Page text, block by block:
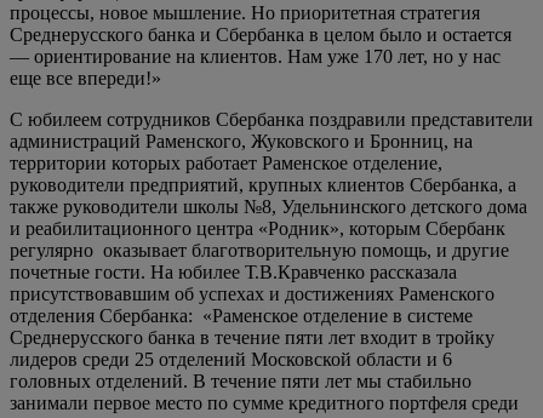
процессы, новое мышление. Но приоритетная стратегия
Среднерусского банка и Сбербанка в целом было и остается
— ориентирование на клиентов. Нам уже 170 лет, но у нас
еще все впереди!»
С юбилеем сотрудников Сбербанка поздравили представители
администраций Раменского, Жуковского и Бронниц, на
территории которых работает Раменское отделение,
руководители предприятий, крупных клиентов Сбербанка, а
также руководители школы №8, Удельнинского детского дома
и реабилитационного центра «Родник», которым Сбербанк
регулярно оказывает благотворительную помощь, и другие
почетные гости. На юбилее Т.В.Кравченко рассказала
присутствовавшим об успехах и достижениях Раменского
отделения Сбербанка: «Раменское отделение в системе
Среднерусского банка в течение пяти лет входит в тройку
лидеров среди 25 отделений Московской области и 6
головных отделений. В течение пяти лет мы стабильно
занимали первое место по сумме кредитного портфеля среди